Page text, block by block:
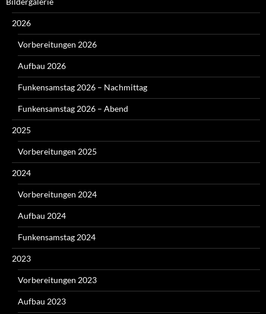
2026
Vorbereitungen 2026
Aufbau 2026
Funkensamstag 2026 – Nachmittag
Funkensamstag 2026 – Abend
2025
Vorbereitungen 2025
2024
Vorbereitungen 2024
Aufbau 2024
Funkensamstag 2024
2023
Vorbereitungen 2023
Aufbau 2023